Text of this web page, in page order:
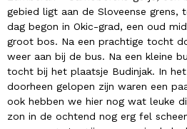
gebied ligt aan de Sloveense grens,
dag begon in Okic-grad, een oud
groot bos. Na een prachtige tocht
weer aan bij de bus. Na een kleine
tocht bij het plaatsje Budinjak. In
doorheen gelopen zijn waren een
ook hebben we hier nog wat leuke
zon in de ochtend nog erg fel